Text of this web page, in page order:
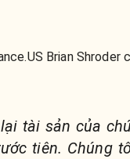
Brian Shroder
tài sản của
tiên. Chúng